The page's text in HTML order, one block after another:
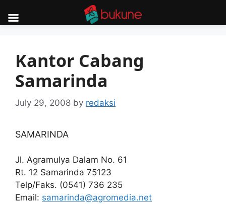
contentKantor Cabang
Samarinda
July 29, 2008 by redaksi
SAMARINDA
Jl. Agramulya Dalam No. 61
Rt. 12 Samarinda 75123
Telp/Faks. (0541) 736 235
Email: samarinda@agromedia.net